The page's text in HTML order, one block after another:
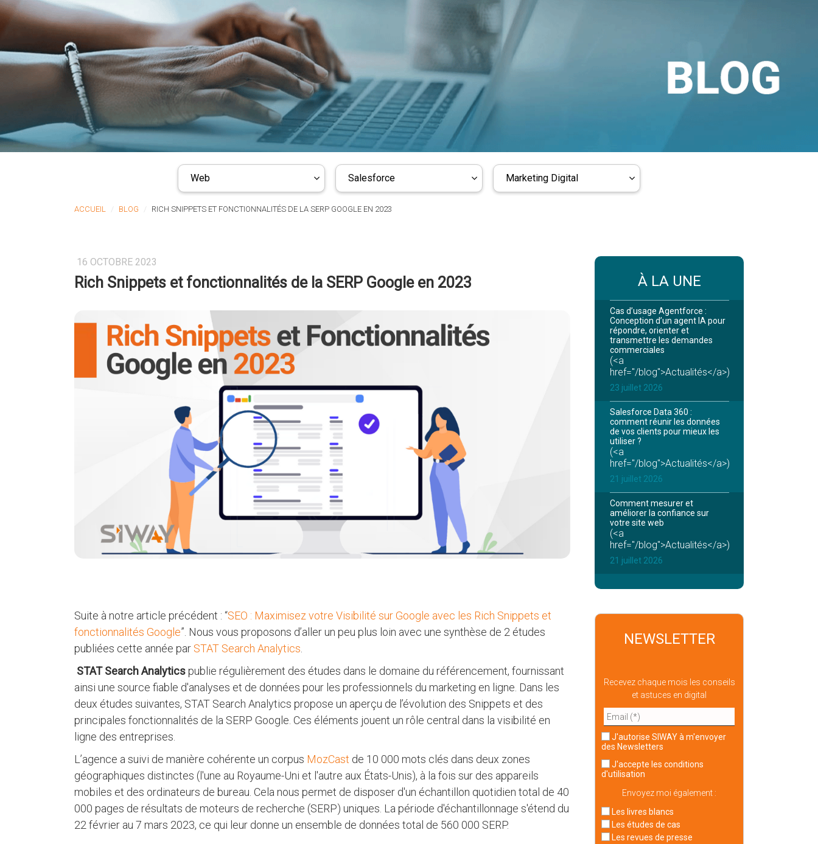
Web Salesforce Marketing Digital
ACCUEIL BLOG RICH SNIPPETS ET FONCTIONNALITÉS DE LA SERP GOOGLE EN 2023
16 OCTOBRE 2023
Rich Snippets et fonctionnalités de la SERP Google en 2023
Suite à notre article précédent : “SEO : Maximisez votre Visibilité sur Google avec les Rich Snippets et
fonctionnalités Google”. Nous vous proposons d’aller un peu plus loin avec une synthèse de 2 études
publiées cette année par STAT Search Analytics
STAT Search Analytics publie régulièrement des études dans le domaine du référencement, fournissant
ainsi une source fiable d'analyses et de données pour les professionnels du marketing en ligne. Dans les
deux études suivantes, STAT Search Analytics propose un aperçu de l’évolution des Snippets et des
principales fonctionnalités de la SERP Google. Ces éléments jouent un rôle central dans la visibilité en
ligne des entreprises.
L’agence a suivi de manière cohérente un corpus MozCast de 10 000 mots clés dans deux zones
géographiques distinctes (l'une au Royaume-Uni et l'autre aux États-Unis), à la fois sur des appareils
mobiles et des ordinateurs de bureau. Cela nous permet de disposer d'un échantillon quotidien total de 40
000 pages de résultats de moteurs de recherche (SERP) uniques. La période d'échantillonnage s'étend du
22 février au 7 mars 2023, ce qui leur donne un ensemble de données total de 560 000 SERP.
À LA UNE
Cas d’usage Agentforce :
Conception d’un agent IA pour
répondre, orienter et
transmettre les demandes
commerciales
(<a
href="/blog">Actualités</a>)
23 juillet 2026
Salesforce Data 360 :
comment réunir les données
de vos clients pour mieux les
utiliser ?
(<a
href="/blog">Actualités</a>)
21 juillet 2026
Comment mesurer et
améliorer la confiance sur
votre site web
(<a
href="/blog">Actualités</a>)
21 juillet 2026
NEWSLETTER
Recevez chaque mois les conseils
et astuces en digital
des Newsletters
J'accepte les conditions
d'utilisation
Envoyez moi également :
Les livres blancs
Les études de cas
Les revues de presse